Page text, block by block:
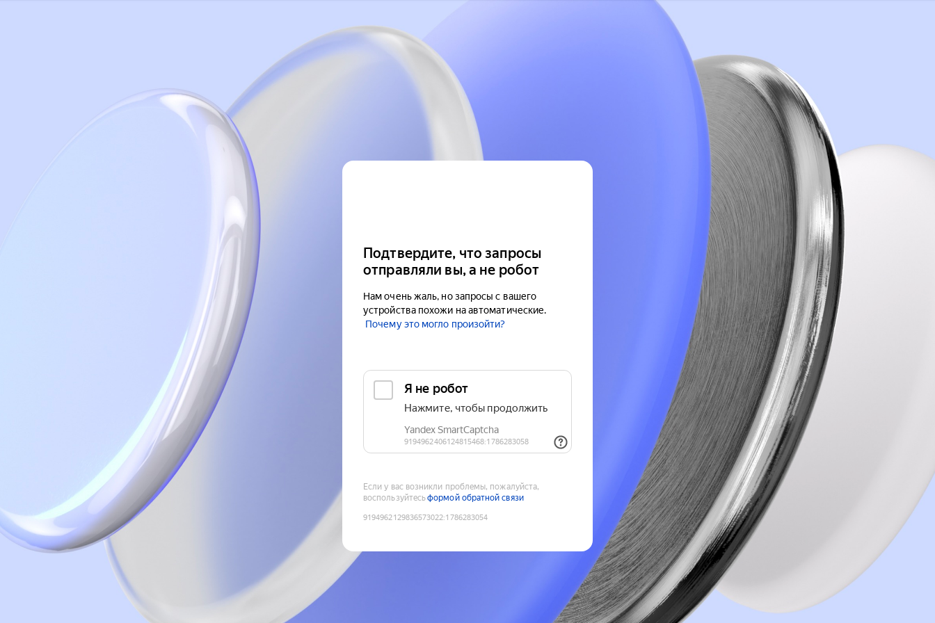
Подтвердите, что запросы
отправляли вы, а не робот
Нам очень жаль, но запросы с вашего
устройства похожи на автоматические.
Почему это могло произойти?
Если у вас возникли проблемы, пожалуйста,
воспользуйтесьформой обратной связи
9194962129836573022:1786283054